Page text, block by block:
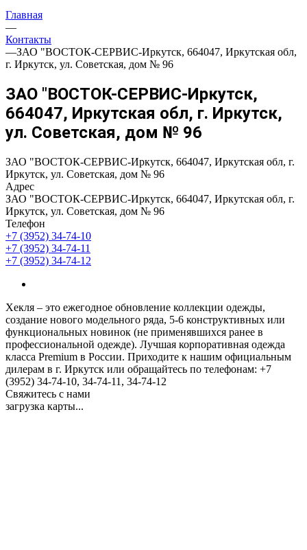
Главная
—
Контакты
—ЗАО "ВОСТОК-СЕРВИС-Иркутск, 664047, Иркутская обл,
г. Иркутск, ул. Советская, дом № 96
ЗАО "ВОСТОК-СЕРВИС-Иркутск,
664047, Иркутская обл, г. Иркутск,
ул. Советская, дом № 96
ЗАО "ВОСТОК-СЕРВИС-Иркутск, 664047, Иркутская обл, г.
Иркутск, ул. Советская, дом № 96
Адрес
ЗАО "ВОСТОК-СЕРВИС-Иркутск, 664047, Иркутская обл, г.
Иркутск, ул. Советская, дом № 96
Телефон
+7 (3952) 34-74-10
+7 (3952) 34-74-11
+7 (3952) 34-74-12
Хекля – это ежегодное обновление коллекции одежды,
создание нового модельного ряда, 5-6 конструктивных или
функциональных новинок (не применявшихся ранее в
профессиональной одежде). Лучшая корпоративная одежда
класса Premium в России. Приходите к нашим официальным
дилерам в г. Иркутск или обращайтесь по телефонам: +7
(3952) 34-74-10, 34-74-11, 34-74-12
Свяжитесь с нами
загрузка карты...